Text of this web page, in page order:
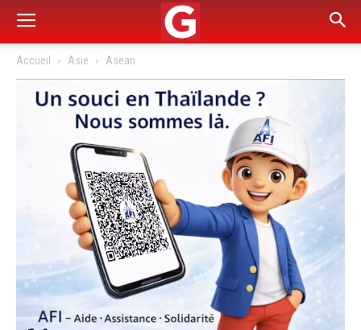
Accueil Asie Asean